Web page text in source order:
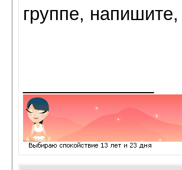
группе,